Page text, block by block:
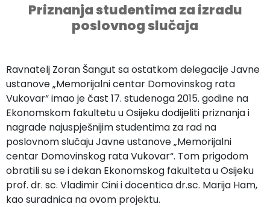
Priznanja studentima za izradu
poslovnog slučaja
Ravnatelj Zoran Šangut sa ostatkom delegacije Javne
ustanove „Memorijalni centar Domovinskog rata
Vukovar“ imao je čast 17. studenoga 2015. godine na
Ekonomskom fakultetu u Osijeku dodijeliti priznanja i
nagrade najuspješnijim studentima za rad na
poslovnom slučaju Javne ustanove „Memorijalni
centar Domovinskog rata Vukovar“. Tom prigodom
obratili su se i dekan Ekonomskog fakulteta u Osijeku
prof. dr. sc. Vladimir Cini i docentica dr.sc. Marija Ham,
kao suradnica na ovom projektu.